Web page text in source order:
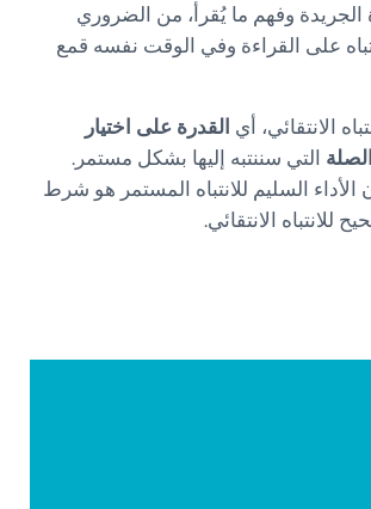
الجريدة وفهم ما يُقرأ، من الضروري
على القراءة وفي الوقت نفسه قمع
الانتقائي، أي القدرة على اختيار
التي سننتبه إليها بشكل مستمر.
الأداء السليم للانتباه المستمر هو شرط
للانتباه الانتقائي.